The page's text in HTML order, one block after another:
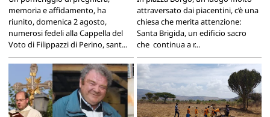
memoria e affidamento, ha
riunito, domenica 2 agosto,
numerosi fedeli alla Cappella del
Voto di Filippazzi di Perino, sant...
attraversato dai piacentini, c’è una
chiesa che merita attenzione:
Santa Brigida, un edificio sacro
che continua a r...